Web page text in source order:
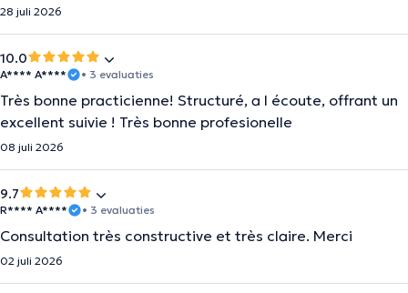
28 juli 2026
10.0
A**** A**** • 3 evaluaties
Très bonne practicienne! Structuré, a l écoute, offrant un
excellent suivie ! Très bonne profesionelle
08 juli 2026
9.7
R**** A**** • 3 evaluaties
Consultation très constructive et très claire. Merci
02 juli 2026